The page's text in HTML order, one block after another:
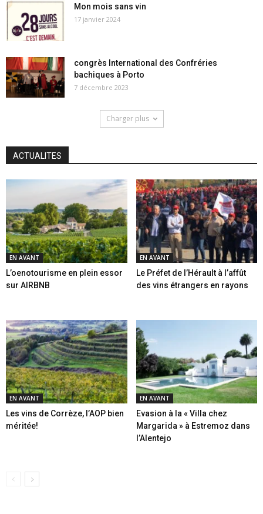
Mon mois sans vin
17 janvier 2024
congrès International des Confréries
bachiques à Porto
7 décembre 2023
Charger plus
ACTUALITES
EN AVANT
L’oenotourisme en plein essor
sur AIRBNB
EN AVANT
Le Préfet de l’Hérault à l’affût
des vins étrangers en rayons
EN AVANT
Les vins de Corrèze, l’AOP bien
méritée!
EN AVANT
Evasion à la « Villa chez
Margarida » à Estremoz dans
l’Alentejo